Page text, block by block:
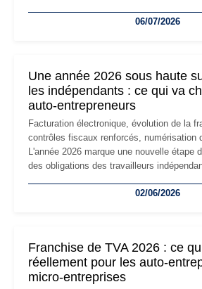
professionnels, recrutement, image de
06/07/2026
Une année 2026 sous haute
les indépendants : ce qui va
auto-entrepreneurs
Facturation électronique, évolution de la
contrôles fiscaux renforcés, numérisation
L'année 2026 marque une nouvelle étape
des obligations des travailleurs
les auto-entrepreneurs devront s'adapter à
02/06/2026
Franchise de TVA 2026 : ce
réellement pour les auto-
micro-entreprises